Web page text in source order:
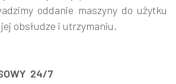
oddanie maszyny do użytku
obsłudze i utrzymaniu.
24/7